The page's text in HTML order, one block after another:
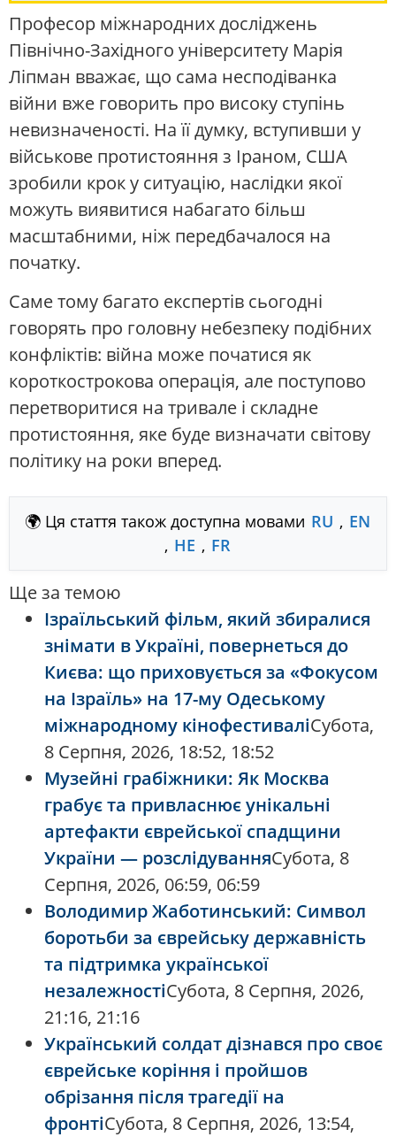
Професор міжнародних досліджень
Північно-Західного університету Марія
Ліпман вважає, що сама несподіванка
війни вже говорить про високу ступінь
невизначеності. На її думку, вступивши у
військове протистояння з Іраном, США
зробили крок у ситуацію, наслідки якої
можуть виявитися набагато більш
масштабними, ніж передбачалося на
початку.
Саме тому багато експертів сьогодні
говорять про головну небезпеку подібних
конфліктів: війна може початися як
короткострокова операція, але поступово
перетворитися на тривале і складне
протистояння, яке буде визначати світову
політику на роки вперед.
🌍 Ця стаття також доступна мовами RU , EN
, HE , FR
Ще за темою
Ізраїльський фільм, який збиралися
знімати в Україні, повернеться до
Києва: що приховується за «Фокусом
на Ізраїль» на 17-му Одеському
міжнародному кінофестиваліСубота,
8 Серпня, 2026, 18:52, 18:52
Музейні грабіжники: Як Москва
грабує та привласнює унікальні
артефакти єврейської спадщини
України — розслідуванняСубота, 8
Серпня, 2026, 06:59, 06:59
Володимир Жаботинський: Символ
боротьби за єврейську державність
та підтримка української
незалежностіСубота, 8 Серпня, 2026,
21:16, 21:16
Український солдат дізнався про своє
єврейське коріння і пройшов
обрізання після трагедії на
фронтіСубота, 8 Серпня, 2026, 13:54,